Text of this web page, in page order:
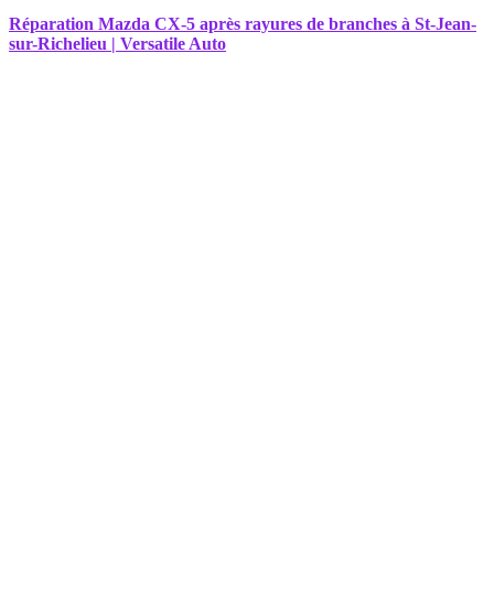
Réparation Mazda CX-5 après rayures de branches à St-Jean-
sur-Richelieu | Versatile Auto